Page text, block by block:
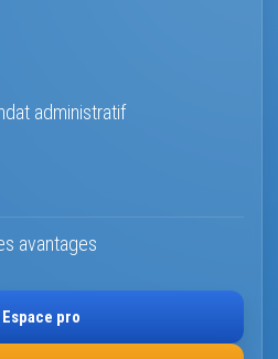
administratif
avantages
Espace pro